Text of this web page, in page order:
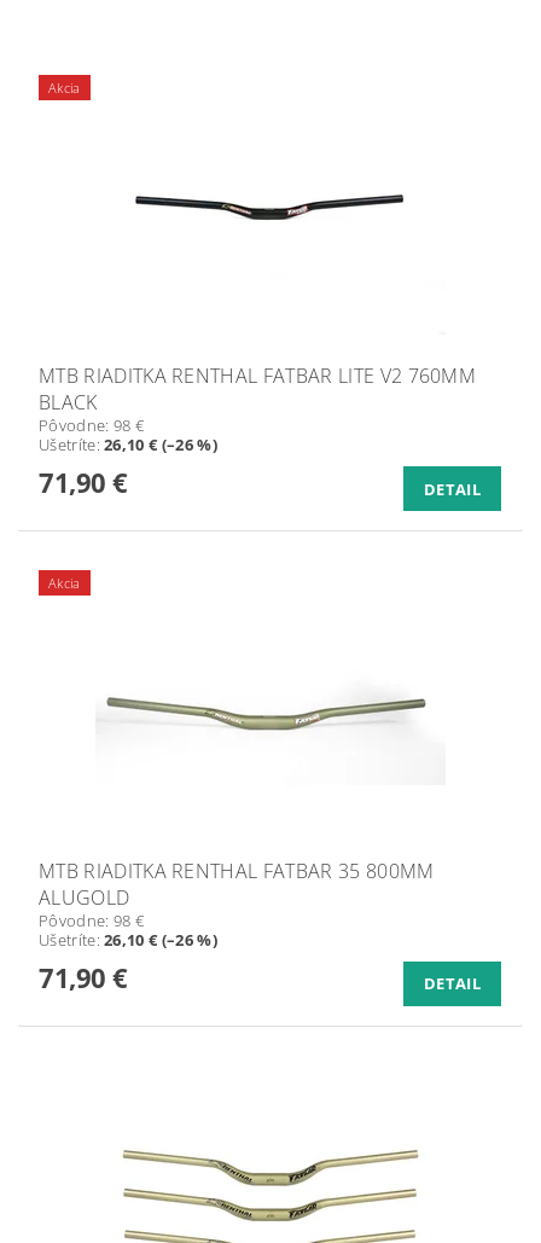
Akcia
MTB RIADITKA RENTHAL FATBAR LITE V2 760MM
BLACK
Pôvodne: 98 €
Ušetríte:26,10 € (–26 %)
71,90 € DETAIL
Akcia
MTB RIADITKA RENTHAL FATBAR 35 800MM
ALUGOLD
Pôvodne: 98 €
Ušetríte:26,10 € (–26 %)
71,90 € DETAIL